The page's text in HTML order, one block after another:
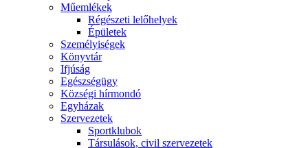
Műemlékek
Régészeti lelőhelyek
Épületek
Személyiségek
Könyvtár
Ifjúság
Egészségügy
Községi hírmondó
Egyházak
Szervezetek
Sportklubok
Társulások, civil szervezetek